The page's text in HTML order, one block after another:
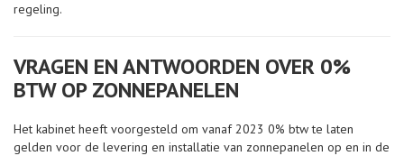
regeling.
VRAGEN EN ANTWOORDEN OVER 0%
BTW OP ZONNEPANELEN
Het kabinet heeft voorgesteld om vanaf 2023 0% btw te laten
gelden voor de levering en installatie van zonnepanelen op en in de